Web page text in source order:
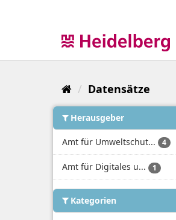
Datensätze
Herausgeber
Amt für Umweltschut... 4
Amt für Digitales u... 1
Kategorien